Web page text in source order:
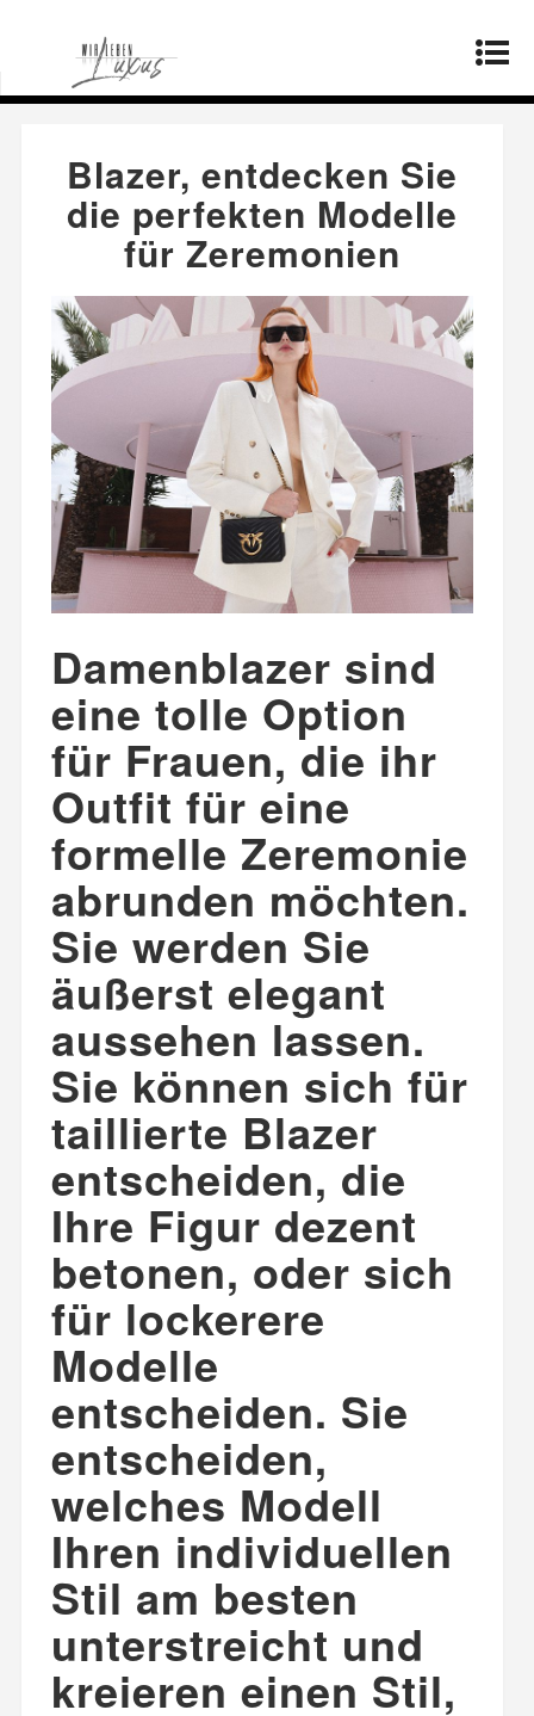
Startseite»
perfekten Modelle für Zeremonien
Blazer, entdecken Sie
die perfekten Modelle
für Zeremonien
Damenblazer sind
eine tolle Option
für Frauen, die ihr
Outfit für eine
formelle Zeremonie
abrunden möchten.
Sie werden Sie
äußerst elegant
aussehen lassen.
Sie können sich für
taillierte Blazer
entscheiden, die
Ihre Figur dezent
betonen, oder sich
für lockerere
Modelle
entscheiden. Sie
entscheiden,
welches Modell
Ihren individuellen
Stil am besten
unterstreicht und
kreieren einen Stil,